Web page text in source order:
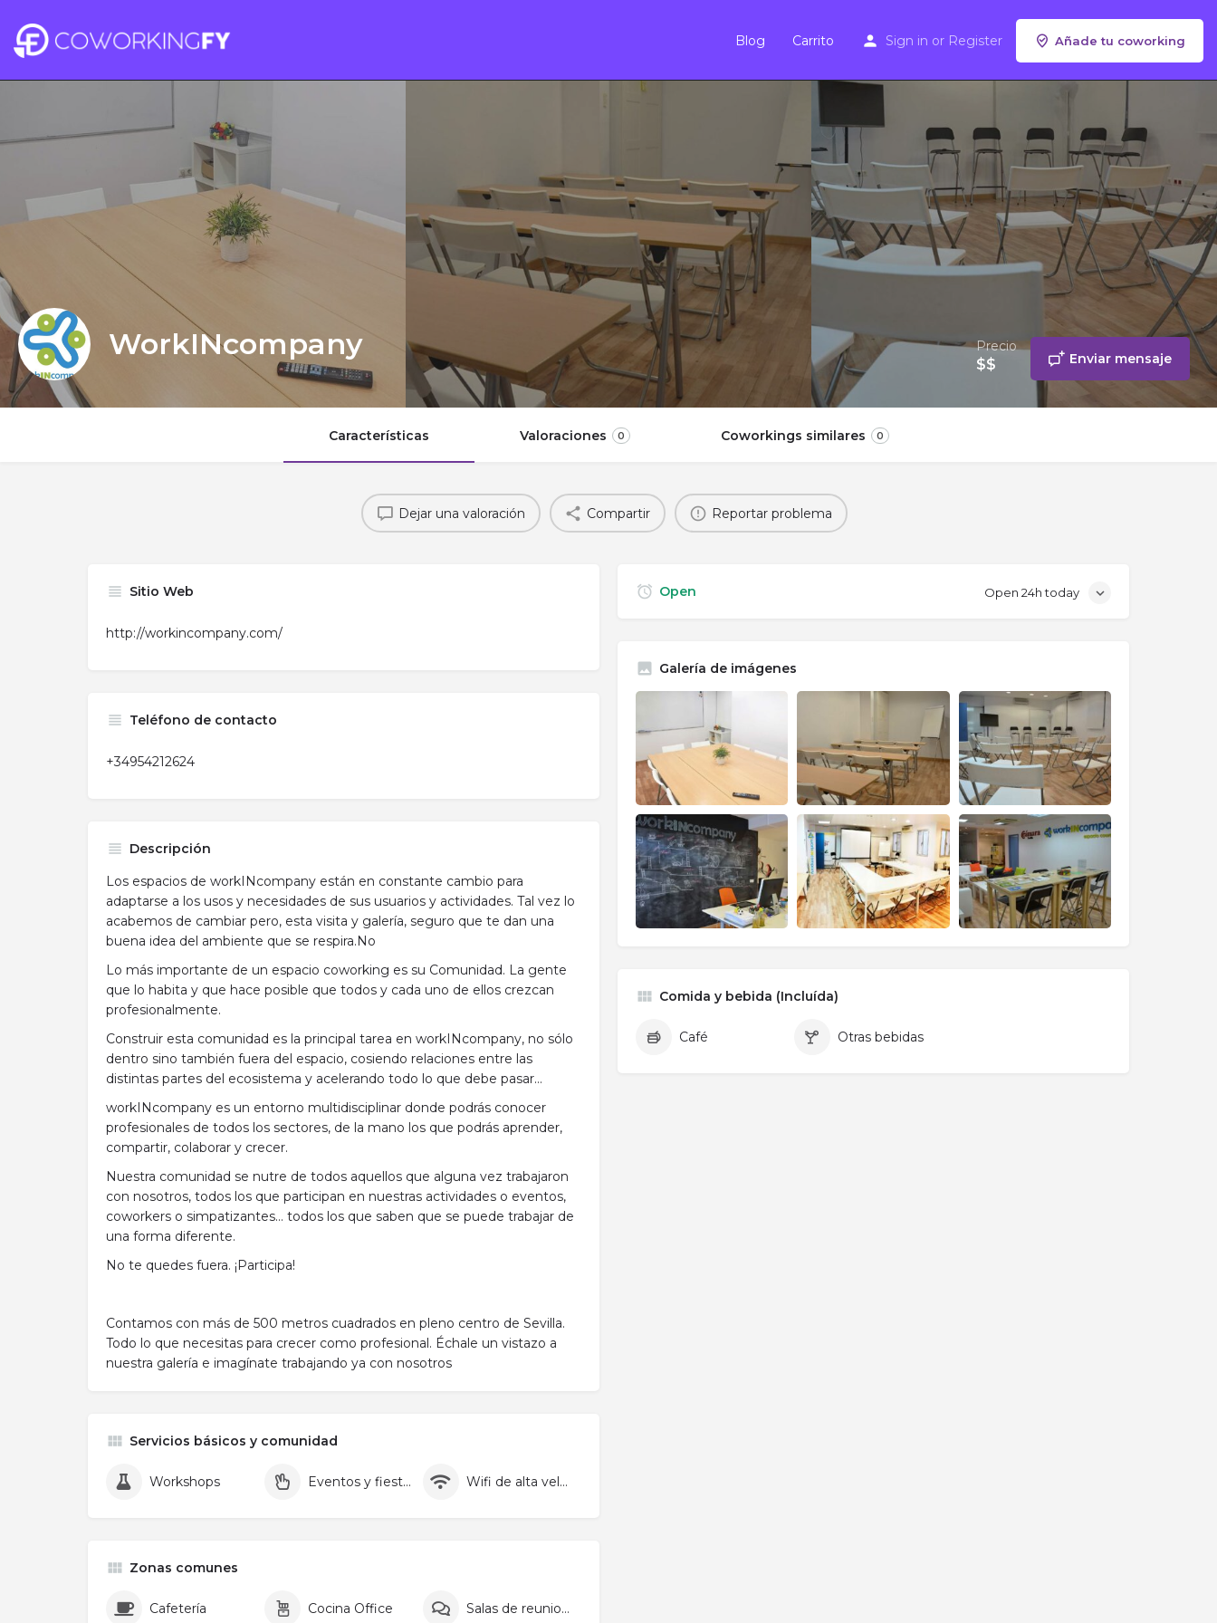
Blog Carrito Sign in or Register Añade tu coworking
WorkINcompany Precio
$$ Enviar mensaje
Características Valoraciones 0 Coworkings similares 0
Dejar una valoración Compartir Reportar problema
Sitio Web
http://workincompany.com/
Teléfono de contacto
+34954212624
Descripción
Los espacios de workINcompany están en constante cambio para
adaptarse a los usos y necesidades de sus usuarios y actividades. Tal vez lo
acabemos de cambiar pero, esta visita y galería, seguro que te dan una
buena idea del ambiente que se respira.No
Lo más importante de un espacio coworking es su Comunidad. La gente
que lo habita y que hace posible que todos y cada uno de ellos crezcan
profesionalmente.
Construir esta comunidad es la principal tarea en workINcompany, no sólo
dentro sino también fuera del espacio, cosiendo relaciones entre las
distintas partes del ecosistema y acelerando todo lo que debe pasar…
workINcompany es un entorno multidisciplinar donde podrás conocer
profesionales de todos los sectores, de la mano los que podrás aprender,
compartir, colaborar y crecer.
Nuestra comunidad se nutre de todos aquellos que alguna vez trabajaron
con nosotros, todos los que participan en nuestras actividades o eventos,
coworkers o simpatizantes… todos los que saben que se puede trabajar de
una forma diferente.
No te quedes fuera. ¡Participa!
Contamos con más de 500 metros cuadrados en pleno centro de Sevilla.
Todo lo que necesitas para crecer como profesional. Échale un vistazo a
nuestra galería e imagínate trabajando ya con nosotros
Servicios básicos y comunidad
Workshops Eventos y fiestas Wifi de alta velocidad
Zonas comunes
Cafetería Cocina Office Salas de reuniones
Open Open 24h today
Galería de imágenes
Comida y bebida (Incluída)
Café Otras bebidas